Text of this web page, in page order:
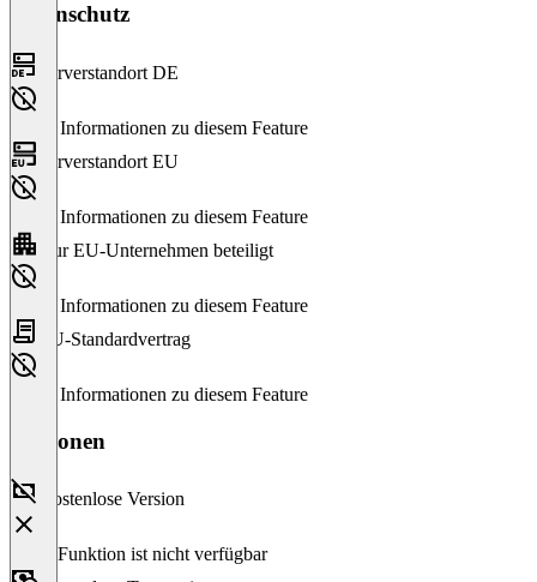
Datenschutz
Serverstandort DE
Keine Informationen zu diesem Feature
Serverstandort EU
Keine Informationen zu diesem Feature
Nur EU-Unternehmen beteiligt
Keine Informationen zu diesem Feature
EU-Standardvertrag
Keine Informationen zu diesem Feature
Versionen
Kostenlose Version
Diese Funktion ist nicht verfügbar